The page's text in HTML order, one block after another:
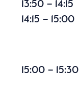
13:50 – 14:15
14:15 – 15:00
15:00 – 15:30